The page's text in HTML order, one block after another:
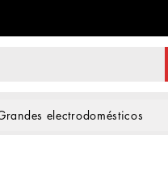
electrodomésticos